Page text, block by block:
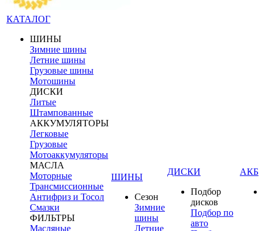
КАТАЛОГ
ШИНЫ
Зимние шины
Летние шины
Грузовые шины
Мотошины
ДИСКИ
Литые
Штампованные
АККУМУЛЯТОРЫ
Легковые
Грузовые
Мотоаккумуляторы
МАСЛА
Моторные
Трансмиссионные
Антифриз и Тосол
Смазки
ФИЛЬТРЫ
Масляные
ШИНЫ
Сезон
Зимние
шины
Летние
ДИСКИ
Подбор
дисков
Подбор по
авто
АКБ